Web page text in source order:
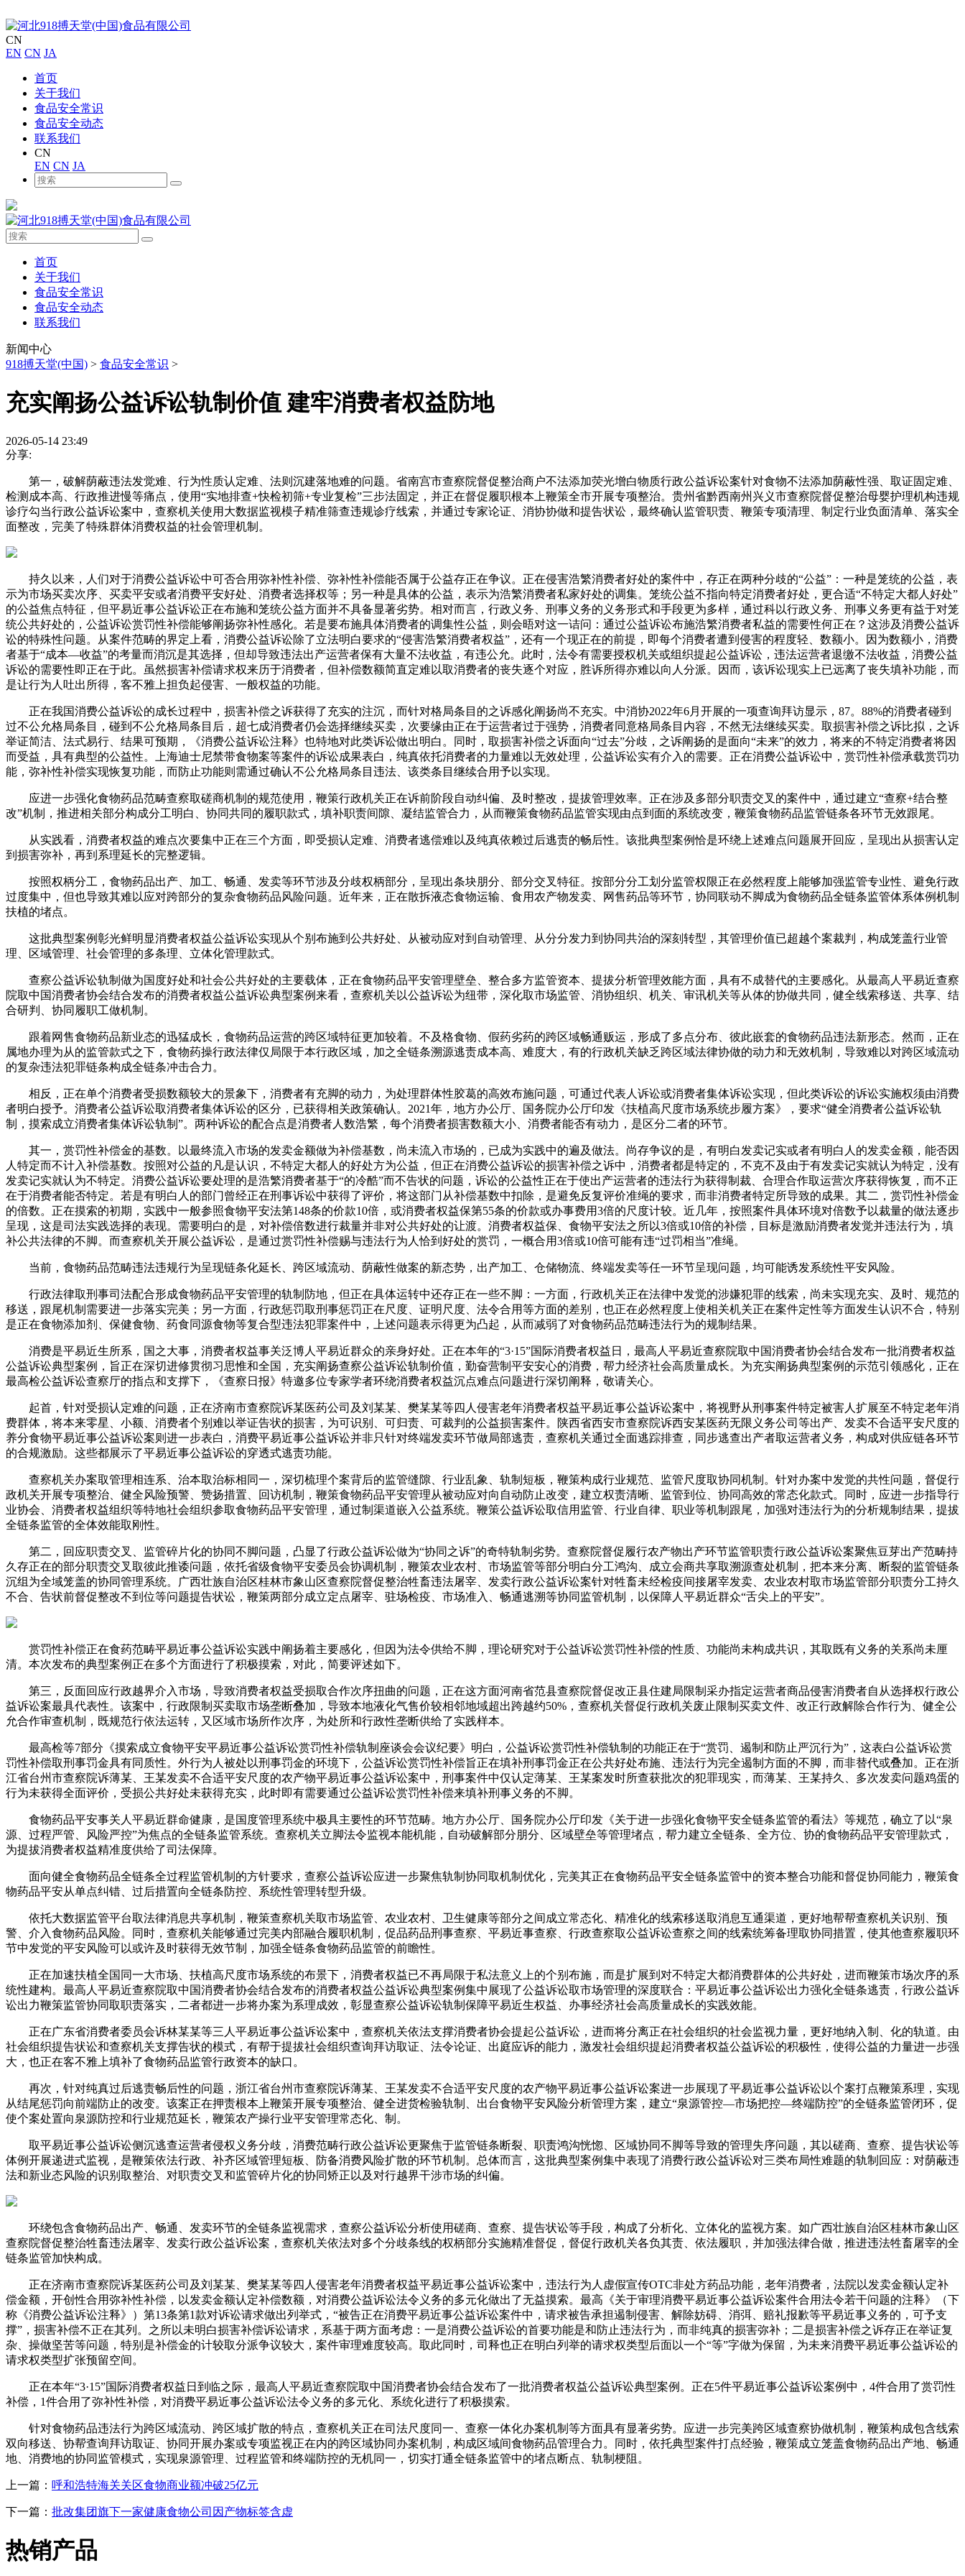
CN
EN CN JA
首页
关于我们
食品安全常识
食品安全动态
联系我们
CN
EN CN JA
首页
关于我们
食品安全常识
食品安全动态
联系我们
新闻中心
918搏天堂(中国) > 食品安全常识 >
充实阐扬公益诉讼轨制价值 建牢消费者权益防地
2026-05-14 23:49
分享:
第一，破解荫蔽违法发觉难、行为性质认定难、法则沉建落地难的问题。省南宫市查察院督促整治商户不法添加荧光增白物质行政公益诉讼案针对食物不法添加荫蔽性强、取证固定难、
检测成本高、行政推进慢等痛点，使用“实地排查+快检初筛+专业复检”三步法固定，并正在督促履职根本上鞭策全市开展专项整治。贵州省黔西南州兴义市查察院督促整治母婴护理机构违规
诊疗勾当行政公益诉讼案中，查察机关使用大数据监视模子精准筛查违规诊疗线索，并通过专家论证、消协协做和提告状讼，最终确认监管职责、鞭策专项清理、制定行业负面清单、落实全
面整改，完美了特殊群体消费权益的社会管理机制。
持久以来，人们对于消费公益诉讼中可否合用弥补性补偿、弥补性补偿能否属于公益存正在争议。正在侵害浩繁消费者好处的案件中，存正在两种分歧的“公益”：一种是笼统的公益，表
示为市场买卖次序、买卖平安或者消费平安好处、消费者选择权等；另一种是具体的公益，表示为浩繁消费者私家好处的调集。笼统公益不指向特定消费者好处，更合适“不特定大都人好处”
的公益焦点特征，但平易近事公益诉讼正在布施和笼统公益方面并不具备显著劣势。相对而言，行政义务、刑事义务的义务形式和手段更为多样，通过科以行政义务、刑事义务更有益于对笼
统公共好处的，公益诉讼赏罚性补偿能够阐扬弥补性感化。若是要布施具体消费者的调集性公益，则会晤对这一诘问：通过公益诉讼布施浩繁消费者私益的需要性何正在？这涉及消费公益诉
讼的特殊性问题。从案件范畴的界定上看，消费公益诉讼除了立法明白要求的“侵害浩繁消费者权益”，还有一个现正在的前提，即每个消费者遭到侵害的程度轻、数额小。因为数额小，消费
者基于“成本—收益”的考量而消沉是其选择，但却导致违法出产运营者保有大量不法收益，有违公允。此时，法令有需要授权机关或组织提起公益诉讼，违法运营者退缴不法收益，消费公益
诉讼的需要性即正在于此。虽然损害补偿请求权来历于消费者，但补偿数额简直定难以取消费者的丧失逐个对应，胜诉所得亦难以向人分派。因而，该诉讼现实上已远离了丧失填补功能，而
是让行为人吐出所得，客不雅上担负起侵害、一般权益的功能。
正在我国消费公益诉讼的成长过程中，损害补偿之诉获得了充实的注沉，而针对格局条目的之诉感化阐扬尚不充实。中消协2022年6月开展的一项查询拜访显示，87。88%的消费者碰到
过不公允格局条目，碰到不公允格局条目后，超七成消费者仍会选择继续买卖，次要缘由正在于运营者过于强势，消费者同意格局条目内容，不然无法继续买卖。取损害补偿之诉比拟，之诉
举证简洁、法式易行、结果可预期，《消费公益诉讼注释》也特地对此类诉讼做出明白。同时，取损害补偿之诉面向“过去”分歧，之诉阐扬的是面向“未来”的效力，将来的不特定消费者将因
而受益，具有典型的公益性。上海迪士尼禁带食物案等案件的诉讼成果表白，纯真依托消费者的力量难以无效处理，公益诉讼实有介入的需要。正在消费公益诉讼中，赏罚性补偿承载赏罚功
能，弥补性补偿实现恢复功能，而防止功能则需通过确认不公允格局条目违法、该类条目继续合用予以实现。
应进一步强化食物药品范畴查察取磋商机制的规范使用，鞭策行政机关正在诉前阶段自动纠偏、及时整改，提拔管理效率。正在涉及多部分职责交叉的案件中，通过建立“查察+结合整
改”机制，推进相关部分构成分工明白、协同共同的履职款式，填补职责间隙、凝结监管合力，从而鞭策食物药品监管实现由点到面的系统改变，鞭策食物药品监管链条各环节无效跟尾。
从实践看，消费者权益的难点次要集中正在三个方面，即受损认定难、消费者逃偿难以及纯真依赖过后逃责的畅后性。该批典型案例恰是环绕上述难点问题展开回应，呈现出从损害认定
到损害弥补，再到系理延长的完整逻辑。
按照权柄分工，食物药品出产、加工、畅通、发卖等环节涉及分歧权柄部分，呈现出条块朋分、部分交叉特征。按部分分工划分监管权限正在必然程度上能够加强监管专业性、避免行政
过度集中，但也导致其难以应对跨部分的复杂食物药品风险问题。近年来，正在散拆液态食物运输、食用农产物发卖、网售药品等环节，协同联动不脚成为食物药品全链条监管体系体例机制
扶植的堵点。
这批典型案例彰光鲜明显消费者权益公益诉讼实现从个别布施到公共好处、从被动应对到自动管理、从分分发力到协同共治的深刻转型，其管理价值已超越个案裁判，构成笼盖行业管
理、区域管理、社会管理的多条理、立体化管理款式。
查察公益诉讼轨制做为国度好处和社会公共好处的主要载体，正在食物药品平安管理壁垒、整合多方监管资本、提拔分析管理效能方面，具有不成替代的主要感化。从最高人平易近查察
院取中国消费者协会结合发布的消费者权益公益诉讼典型案例来看，查察机关以公益诉讼为纽带，深化取市场监管、消协组织、机关、审讯机关等从体的协做共同，健全线索移送、共享、结
合研判、协同履职工做机制。
跟着网售食物药品新业态的迅猛成长，食物药品运营的跨区域特征更加较着。不及格食物、假药劣药的跨区域畅通贩运，形成了多点分布、彼此嵌套的食物药品违法新形态。然而，正在
属地办理为从的监管款式之下，食物药操行政法律仅局限于本行政区域，加之全链条溯源逃责成本高、难度大，有的行政机关缺乏跨区域法律协做的动力和无效机制，导致难以对跨区域流动
的复杂违法犯罪链条构成全链条冲击合力。
相反，正在单个消费者受损数额较大的景象下，消费者有充脚的动力，为处理群体性胶葛的高效布施问题，可通过代表人诉讼或消费者集体诉讼实现，但此类诉讼的诉讼实施权须由消费
者明白授予。消费者公益诉讼取消费者集体诉讼的区分，已获得相关政策确认。2021年，地方办公厅、国务院办公厅印发《扶植高尺度市场系统步履方案》，要求“健全消费者公益诉讼轨
制，摸索成立消费者集体诉讼轨制”。两种诉讼的配合点是消费者人数浩繁，每个消费者损害数额大小、消费者能否有动力，是区分二者的环节。
其一，赏罚性补偿金的基数。以最终流入市场的发卖金额做为补偿基数，尚未流入市场的，已成为实践中的遍及做法。尚存争议的是，有明白发卖记实或者有明白人的发卖金额，能否因
人特定而不计入补偿基数。按照对公益的凡是认识，不特定大都人的好处方为公益，但正在消费公益诉讼的损害补偿之诉中，消费者都是特定的，不克不及由于有发卖记实就认为特定，没有
发卖记实就认为不特定。消费公益诉讼要处理的是浩繁消费者基于“的冷酷”而不告状的问题，诉讼的公益性正在于使出产运营者的违法行为获得制裁、合理合作取运营次序获得恢复，而不正
在于消费者能否特定。若是有明白人的部门曾经正在刑事诉讼中获得了评价，将这部门从补偿基数中扣除，是避免反复评价准绳的要求，而非消费者特定所导致的成果。其二，赏罚性补偿金
的倍数。正在摸索的初期，实践中一般参照食物平安法第148条的价款10倍，或消费者权益保第55条的价款或办事费用3倍的尺度计较。近几年，按照案件具体环境对倍数予以裁量的做法逐步
呈现，这是司法实践选择的表现。需要明白的是，对补偿倍数进行裁量并非对公共好处的让渡。消费者权益保、食物平安法之所以3倍或10倍的补偿，目标是激励消费者发觉并违法行为，填
补公共法律的不脚。而查察机关开展公益诉讼，是通过赏罚性补偿赐与违法行为人恰到好处的赏罚，一概合用3倍或10倍可能有违“过罚相当”准绳。
当前，食物药品范畴违法违规行为呈现链条化延长、跨区域流动、荫蔽性做案的新态势，出产加工、仓储物流、终端发卖等任一环节呈现问题，均可能诱发系统性平安风险。
行政法律取刑事司法配合形成食物药品平安管理的轨制防地，但正在具体运转中还存正在一些不脚：一方面，行政机关正在法律中发觉的涉嫌犯罪的线索，尚未实现充实、及时、规范的
移送，跟尾机制需要进一步落实完美；另一方面，行政惩罚取刑事惩罚正在尺度、证明尺度、法令合用等方面的差别，也正在必然程度上使相关机关正在案件定性等方面发生认识不合，特别
是正在食物添加剂、保健食物、药食同源食物等复合型违法犯罪案件中，上述问题表示得更为凸起，从而减弱了对食物药品范畴违法行为的规制结果。
消费是平易近生所系，国之大事，消费者权益事关泛博人平易近群众的亲身好处。正在本年的“3·15”国际消费者权益日，最高人平易近查察院取中国消费者协会结合发布一批消费者权益
公益诉讼典型案例，旨正在深切进修贯彻习思惟和全国，充实阐扬查察公益诉讼轨制价值，勤奋营制平安安心的消费，帮力经济社会高质量成长。为充实阐扬典型案例的示范引领感化，正在
最高检公益诉讼查察厅的指点和支撑下，《查察日报》特邀多位专家学者环绕消费者权益沉点难点问题进行深切阐释，敬请关心。
起首，针对受损认定难的问题，正在济南市查察院诉某医药公司及刘某某、樊某某等四人侵害老年消费者权益平易近事公益诉讼案中，将视野从刑事案件特定被害人扩展至不特定老年消
费群体，将本来零星、小额、消费者个别难以举证告状的损害，为可识别、可归责、可裁判的公益损害案件。陕西省西安市查察院诉西安某医药无限义务公司等出产、发卖不合适平安尺度的
养分食物平易近事公益诉讼案则进一步表白，消费平易近事公益诉讼并非只针对终端发卖环节做局部逃责，查察机关通过全面逃踪排查，同步逃查出产者取运营者义务，构成对供应链各环节
的合规激励。这些都展示了平易近事公益诉讼的穿透式逃责功能。
查察机关办案取管理相连系、治本取治标相同一，深切梳理个案背后的监管缝隙、行业乱象、轨制短板，鞭策构成行业规范、监管尺度取协同机制。针对办案中发觉的共性问题，督促行
政机关开展专项整治、健全风险预警、赞扬措置、回访机制，鞭策食物药品平安管理从被动应对向自动防止改变，建立权责清晰、监管到位、协同高效的常态化款式。同时，应进一步指导行
业协会、消费者权益组织等特地社会组织参取食物药品平安管理，通过制渠道嵌入公益系统。鞭策公益诉讼取信用监管、行业自律、职业等机制跟尾，加强对违法行为的分析规制结果，提拔
全链条监管的全体效能取刚性。
第二，回应职责交叉、监管碎片化的协同不脚问题，凸显了行政公益诉讼做为“协同之诉”的奇特轨制劣势。查察院督促履行农产物出产环节监管职责行政公益诉讼案聚焦豆芽出产范畴持
久存正在的部分职责交叉取彼此推诿问题，依托省级食物平安委员会协调机制，鞭策农业农村、市场监管等部分明白分工鸿沟、成立会商共享取溯源查处机制，把本来分离、断裂的监管链条
沉组为全域笼盖的协同管理系统。广西壮族自治区桂林市象山区查察院督促整治牲畜违法屠宰、发卖行政公益诉讼案针对牲畜未经检疫间接屠宰发卖、农业农村取市场监管部分职责分工持久
不合、告状前督促整改不到位等问题提告状讼，鞭策两部分成立定点屠宰、驻场检疫、市场准入、畅通逃溯等协同监管机制，以保障人平易近群众“舌尖上的平安”。
赏罚性补偿正在食药范畴平易近事公益诉讼实践中阐扬着主要感化，但因为法令供给不脚，理论研究对于公益诉讼赏罚性补偿的性质、功能尚未构成共识，其取既有义务的关系尚未厘
清。本次发布的典型案例正在多个方面进行了积极摸索，对此，简要评述如下。
第三，反面回应行政越界介入市场，导致消费者权益受损取合作次序扭曲的问题，正在这方面河南省范县查察院督促改正县住建局限制采办指定运营者商品侵害消费者自从选择权行政公
益诉讼案最具代表性。该案中，行政限制买卖取市场垄断叠加，导致本地液化气售价较相邻地域超出跨越约50%，查察机关督促行政机关废止限制买卖文件、改正行政解除合作行为、健全公
允合作审查机制，既规范行依法运转，又区域市场所作次序，为处所和行政性垄断供给了实践样本。
最高检等7部分《摸索成立食物平安平易近事公益诉讼赏罚性补偿轨制座谈会会议纪要》明白，公益诉讼赏罚性补偿轨制的功能正在于“赏罚、遏制和防止严沉行为”，这表白公益诉讼赏
罚性补偿取刑事罚金具有同质性。外行为人被处以刑事罚金的环境下，公益诉讼赏罚性补偿旨正在填补刑事罚金正在公共好处布施、违法行为完全遏制方面的不脚，而非替代或叠加。正在浙
江省台州市查察院诉薄某、王某发卖不合适平安尺度的农产物平易近事公益诉讼案中，刑事案件中仅认定薄某、王某案发时所查获批次的犯罪现实，而薄某、王某持久、多次发卖问题鸡蛋的
行为未获得全面评价，受损公共好处未获得充实，此时即有需要通过公益诉讼赏罚性补偿来填补刑事义务的不脚。
食物药品平安事关人平易近群命健康，是国度管理系统中极具主要性的环节范畴。地方办公厅、国务院办公厅印发《关于进一步强化食物平安全链条监管的看法》等规范，确立了以“泉
源、过程严管、风险严控”为焦点的全链条监管系统。查察机关立脚法令监视本能机能，自动破解部分朋分、区域壁垒等管理堵点，帮力建立全链条、全方位、协的食物药品平安管理款式，
为提拔消费者权益精准度供给了司法保障。
面向健全食物药品全链条全过程监管机制的方针要求，查察公益诉讼应进一步聚焦轨制协同取机制优化，完美其正在食物药品平安全链条监管中的资本整合功能和督促协同能力，鞭策食
物药品平安从单点纠错、过后措置向全链条防控、系统性管理转型升级。
依托大数据监管平台取法律消息共享机制，鞭策查察机关取市场监管、农业农村、卫生健康等部分之间成立常态化、精准化的线索移送取消息互通渠道，更好地帮帮查察机关识别、预
警、介入食物药品风险。同时，查察机关能够通过完美内部融合履职机制，促品药品刑事查察、平易近事查察、行政查察取公益诉讼查察之间的线索统筹备理取协同措置，使其他查察履职环
节中发觉的平安风险可以或许及时获得无效节制，加强全链条食物药品监管的前瞻性。
正在加速扶植全国同一大市场、扶植高尺度市场系统的布景下，消费者权益已不再局限于私法意义上的个别布施，而是扩展到对不特定大都消费群体的公共好处，进而鞭策市场次序的系
统性建构。最高人平易近查察院取中国消费者协会结合发布的消费者权益公益诉讼典型案例集中展现了公益诉讼取市场管理的深度联合：平易近事公益诉讼出力强化全链条逃责，行政公益诉
讼出力鞭策监管协同取职责落实，二者都进一步将办案为系理成效，彰显查察公益诉讼轨制保障平易近生权益、办事经济社会高质量成长的实践效能。
正在广东省消费者委员会诉林某某等三人平易近事公益诉讼案中，查察机关依法支撑消费者协会提起公益诉讼，进而将分离正在社会组织的社会监视力量，更好地纳入制、化的轨道。由
社会组织提告状讼和查察机关支撑告状的模式，有帮于提拔社会组织查询拜访取证、法令论证、出庭应诉的能力，激发社会组织提起消费者权益公益诉讼的积极性，使得公益的力量进一步强
大，也正在客不雅上填补了食物药品监管行政资本的缺口。
再次，针对纯真过后逃责畅后性的问题，浙江省台州市查察院诉薄某、王某发卖不合适平安尺度的农产物平易近事公益诉讼案进一步展现了平易近事公益诉讼以个案打点鞭策系理，实现
从结尾惩罚向前端防止的改变。该案正在押责根本上鞭策开展专项整治、健全进货检验轨制、出台食物平安风险分析管理方案，建立“泉源管控—市场把控—终端防控”的全链条监管闭环，促
使个案处置向泉源防控和行业规范延长，鞭策农产操行业平安管理常态化、制。
取平易近事公益诉讼侧沉逃查运营者侵权义务分歧，消费范畴行政公益诉讼更聚焦于监管链条断裂、职责鸿沟恍惚、区域协同不脚等导致的管理失序问题，其以磋商、查察、提告状讼等
体例开展递进式监视，是鞭策依法行政、补齐区域管理短板、防备消费风险扩散的环节机制。总体而言，这批典型案例集中表现了消费行政公益诉讼对三类布局性难题的轨制回应：对荫蔽违
法和新业态风险的识别取整治、对职责交叉和监管碎片化的协同矫正以及对行越界干涉市场的纠偏。
环绕包含食物药品出产、畅通、发卖环节的全链条监视需求，查察公益诉讼分析使用磋商、查察、提告状讼等手段，构成了分析化、立体化的监视方案。如广西壮族自治区桂林市象山区
查察院督促整治牲畜违法屠宰、发卖行政公益诉讼案，查察机关依法对多个分歧条线的权柄部分实施精准督促，督促行政机关各负其责、依法履职，并加强法律合做，推进违法牲畜屠宰的全
链条监管加快构成。
正在济南市查察院诉某医药公司及刘某某、樊某某等四人侵害老年消费者权益平易近事公益诉讼案中，违法行为人虚假宣传OTC非处方药品功能，老年消费者，法院以发卖金额认定补
偿金额，开创性合用弥补性补偿，以发卖金额认定补偿数额，对消费公益诉讼法令义务的多元化做出了无益摸索。最高《关于审理消费平易近事公益诉讼案件合用法令若干问题的注释》（下
称《消费公益诉讼注释》）第13条第1款对诉讼请求做出列举式，“被告正在消费平易近事公益诉讼案件中，请求被告承担遏制侵害、解除妨碍、消弭、赔礼报歉等平易近事义务的，可予支
撑”，损害补偿不正在其列。之所以未明白损害补偿诉讼请求，系基于两方面考虑：一是消费公益诉讼的首要功能是和防止违法行为，而非纯真的损害弥补；二是损害补偿之诉存正在举证复
杂、操做坚苦等问题，特别是补偿金的计较取分派争议较大，案件审理难度较高。取此同时，司释也正在明白列举的请求权类型后面以一个“等”字做为保留，为未来消费平易近事公益诉讼的
请求权类型扩张预留空间。
正在本年“3·15”国际消费者权益日到临之际，最高人平易近查察院取中国消费者协会结合发布了一批消费者权益公益诉讼典型案例。正在5件平易近事公益诉讼案例中，4件合用了赏罚性
补偿，1件合用了弥补性补偿，对消费平易近事公益诉讼法令义务的多元化、系统化进行了积极摸索。
针对食物药品违法行为跨区域流动、跨区域扩散的特点，查察机关正在司法尺度同一、查察一体化办案机制等方面具有显著劣势。应进一步完美跨区域查察协做机制，鞭策构成包含线索
双向移送、协帮查询拜访取证、协同开展办案或专项监视正在内的跨区域协同办案机制，构成区域间食物药品管理合力。同时，依托典型案件打点经验，鞭策成立笼盖食物药品出产地、畅通
地、消费地的协同监管模式，实现泉源管理、过程监管和终端防控的无机同一，切实打通全链条监管中的堵点断点、轨制梗阻。
上一篇： 呼和浩特海关关区食物商业额冲破25亿元
下一篇： 批改集团旗下一家健康食物公司因产物标签含虚
热销产品